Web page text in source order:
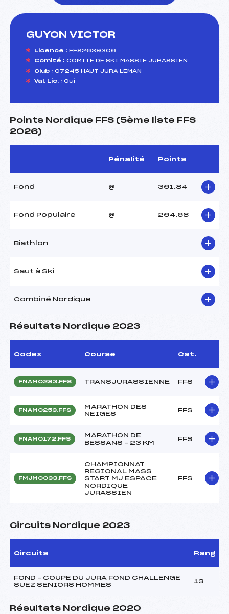
GUYON VICTOR
Licence : FFS2639306
Comité : COMITE DE SKI MASSIF JURASSIEN
Club : 07245 HAUT JURA LEMAN
Val. Lic. : Oui
Points Nordique FFS (5ème liste FFS
2026)
Pénalité Points
Fond @ 361.84
Fond Populaire @ 264.68
Biathlon
Saut à Ski
Combiné Nordique
Résultats Nordique 2023
Codex Course Cat.
FNAM0283.FFS TRANSJURASSIENNE FFS
FNAM0253.FFS
MARATHON DES
NEIGES
FFS
FNAM0172.FFS
MARATHON DE
BESSANS – 23 KM
FFS
FMJM0033.FFS
CHAMPIONNAT
REGIONAL MASS
START MJ ESPACE
NORDIQUE
JURASSIEN
FFS
Circuits Nordique 2023
Circuits Rang
FOND – COUPE DU JURA FOND CHALLENGE
SUEZ SENIORS HOMMES
13
Résultats Nordique 2020